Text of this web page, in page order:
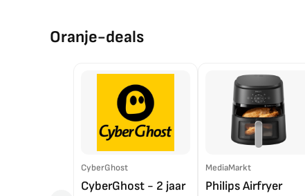
Oranje-deals
CyberGhost
CyberGhost - 2 jaar
MediaMarkt
Philips Airfryer